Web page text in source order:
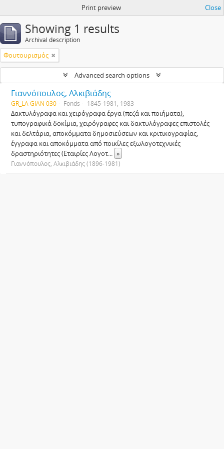
Print preview Close
Showing 1 results
Archival description
Φουτουρισμός
Advanced search options
Γιαννόπουλος, Αλκιβιάδης
GR_LA GIAN 030 Fonds 1845-1981, 1983
Δακτυλόγραφα και χειρόγραφα έργα (πεζά και ποιήματα),
τυπογραφικά δοκίμια, χειρόγραφες και δακτυλόγραφες επιστολές
και δελτάρια, αποκόμματα δημοσιεύσεων και κριτικογραφίας,
έγγραφα και αποκόμματα από ποικίλες εξωλογοτεχνικές
δραστηριότητες (Εταιρίες Λογοτ... »
Γιαννόπουλος, Αλκιβιάδης (1896-1981)